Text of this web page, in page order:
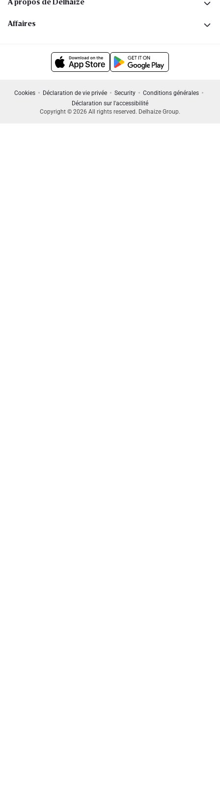
Affaires
Cookies Déclaration de vie privée Security
Conditions générales
Déclaration sur l'accessibilité
Copyright © 2026 All rights reserved. Delhaize Group.